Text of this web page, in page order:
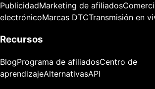
PublicidadMarketing de afiliados
electrónicoMarcas DTCTransmisión en
Recursos
BlogPrograma de afiliadosCentro de
aprendizajeAlternativasAPI